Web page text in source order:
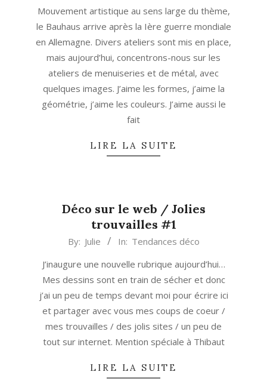
27
Mouvement artistique au sens large du thème,
le Bauhaus arrive après la Ière guerre mondiale
en Allemagne. Divers ateliers sont mis en place,
mais aujourd’hui, concentrons-nous sur les
ateliers de menuiseries et de métal, avec
quelques images. J’aime les formes, j’aime la
géométrie, j’aime les couleurs. J’aime aussi le
fait
LIRE LA SUITE
Déco sur le web / Jolies
trouvailles #1
15
By: Julie In: Tendances déco
J’inaugure une nouvelle rubrique aujourd’hui…
Mes dessins sont en train de sécher et donc
j’ai un peu de temps devant moi pour écrire ici
et partager avec vous mes coups de coeur /
mes trouvailles / des jolis sites / un peu de
tout sur internet. Mention spéciale à Thibaut
LIRE LA SUITE